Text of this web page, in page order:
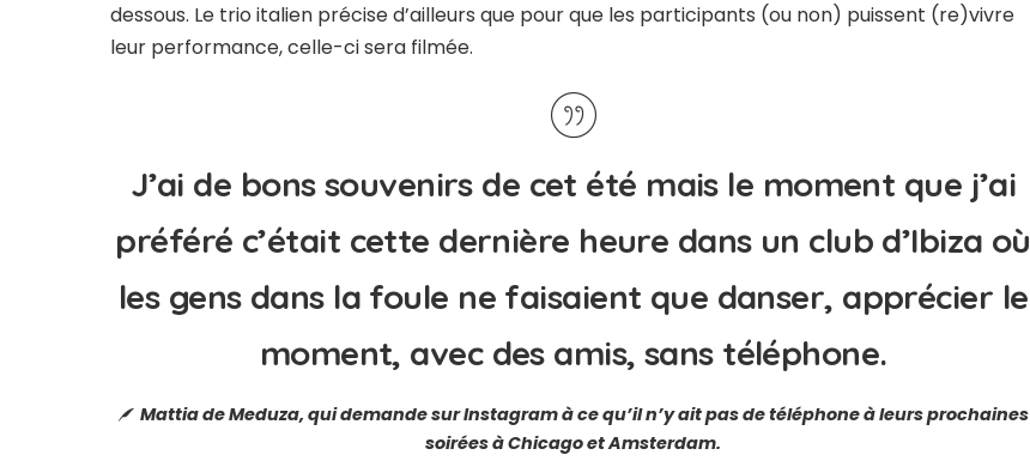
dessous. Le trio italien précise d’ailleurs que pour que les participants (ou non) puissent (re)vivre
leur performance, celle-ci sera filmée.
J’ai de bons souvenirs de cet été mais le moment que j’ai
préféré c’était cette dernière heure dans un club d’Ibiza où
les gens dans la foule ne faisaient que danser, apprécier le
moment, avec des amis, sans téléphone.
Mattia de Meduza, qui demande sur Instagram à ce qu’il n’y ait pas de téléphone à leurs prochaines
soirées à Chicago et Amsterdam.